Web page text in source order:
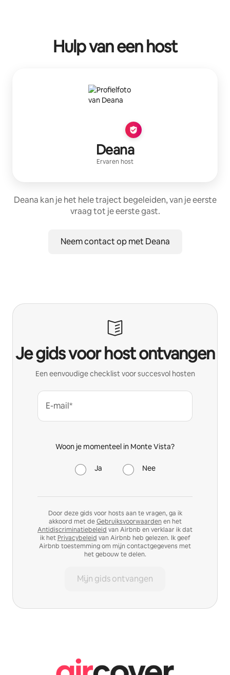
Hulp van een host
Deana
Ervaren host
Deana kan je het hele traject begeleiden, van je eerste
vraag tot je eerste gast.
Neem contact op met Deana
Je gids voor host ontvangen
Een eenvoudige checklist voor succesvol hosten
E-mail*
Woon je momenteel in Monte Vista?
Ja Nee
Door deze gids voor hosts aan te vragen, ga ik
akkoord met deGebruiksvoorwaarden en het
Antidiscriminatiebeleid van Airbnb en verklaar ik dat
ik het Privacybeleid van Airbnb heb gelezen. Ik geef
Airbnb toestemming om mijn contactgegevens met
het gebouw te delen.
Mijn gids ontvangen